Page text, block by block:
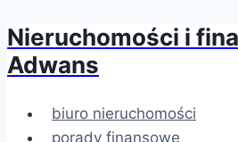
Przejdź
do
treści
Nieruchomości i
Adwans
biuro nieruchomości
porady finansowe